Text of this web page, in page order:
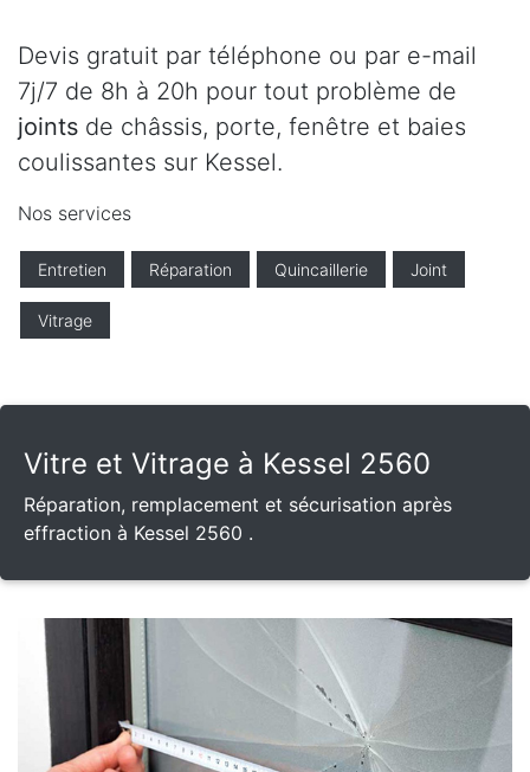
Devis gratuit par téléphone ou par e-mail
7j/7 de 8h à 20h pour tout problème de
joints de châssis, porte, fenêtre et baies
coulissantes sur Kessel.
Nos services
Entretien Réparation Quincaillerie Joint
Vitrage
Vitre et Vitrage à Kessel 2560
Réparation, remplacement et sécurisation après
effraction à Kessel 2560 .